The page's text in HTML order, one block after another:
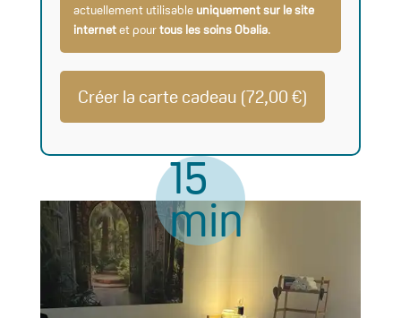
actuellement utilisable uniquement sur le site
internetet pourtous les soins Obalia.
Créer la carte cadeau (72,00€)
15
min